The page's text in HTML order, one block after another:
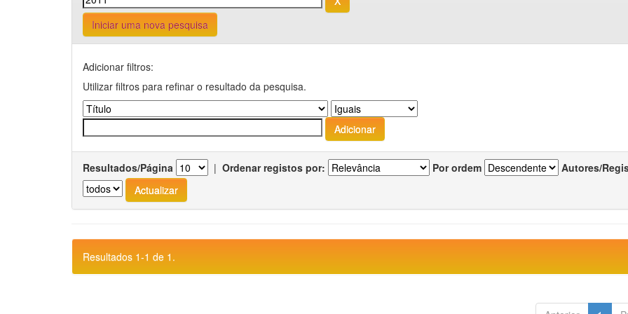
Iniciar uma nova pesquisa
Adicionar filtros:
Utilizar filtros para refinar o resultado da pesquisa.
Resultados/Página | Ordenar registos por: Por ordem Autores/
Resultados 1-1 de 1.